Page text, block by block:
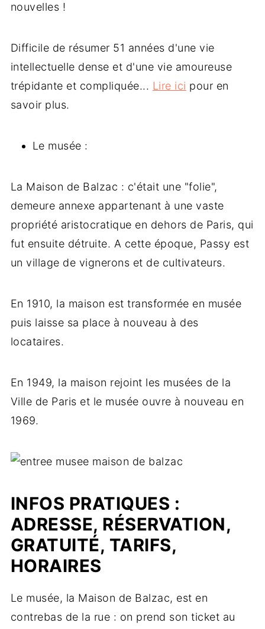
nouvelles !
Difficile de résumer 51 années d'une vie
intellectuelle dense et d'une vie amoureuse
trépidante et compliquée... Lire ici pour en
savoir plus.
Le musée :
La Maison de Balzac : c'était une "folie",
demeure annexe appartenant à une vaste
propriété aristocratique en dehors de Paris, qui
fut ensuite détruite. A cette époque, Passy est
un village de vignerons et de cultivateurs.
En 1910, la maison est transformée en musée
puis laisse sa place à nouveau à des
locataires.
En 1949, la maison rejoint les musées de la
Ville de Paris et le musée ouvre à nouveau en
1969.
INFOS PRATIQUES :
ADRESSE, RÉSERVATION,
GRATUITÉ, TARIFS,
HORAIRES
Le musée, la Maison de Balzac, est en
contrebas de la rue : on prend son ticket au